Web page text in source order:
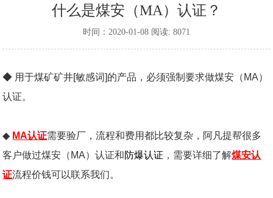
什么是煤安（MA）认证？
时间：2020-01-08 阅读: 8071
◆ 用于煤矿矿井[敏感词]的产品，必须强制要求做煤安（MA）
认证。
◆ MA认证需要验厂，流程和费用都比较复杂，阿凡提帮很多
客户做过煤安（MA）认证和防爆认证 ，需要详细了解煤安认
证流程价钱可以联系我们。